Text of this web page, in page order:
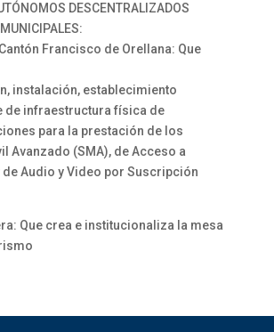
DESCENTRALIZADOS
Francisco de Orellana: Que
instalación, establecimiento
de infraestructura física de
para la prestación de los
Avanzado (SMA), de Acceso a
de Audio y Video por Suscripción
Que crea e institucionaliza la mesa